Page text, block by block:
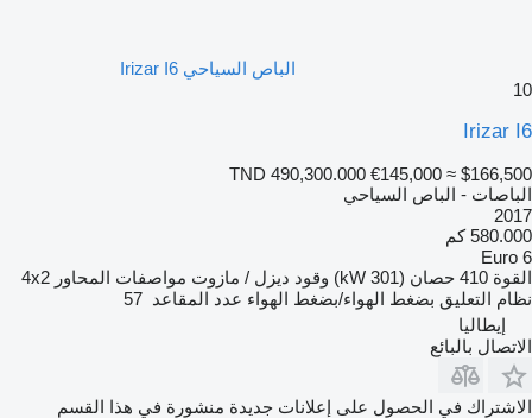
الباص السياحي Irizar I6
10
Irizar I6
TND 490,300.000 €145,000 ≈ $166,500
الباصات - الباص السياحي
2017
580.000 كم
Euro 6
القوة 410 حصان (301 kW) وقود ديزل / مازوت مواصفات المحاور 4x2
نظام التعليق بضغط الهواء/بضغط الهواء عدد المقاعد 57
إيطاليا
الاتصال بالبائع
الاشتراك في الحصول على إعلانات جديدة منشورة في هذا القسم